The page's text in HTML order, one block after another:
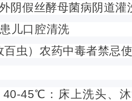
阴假丝酵母菌病阴道灌
儿口腔清洗
虫）农药中毒者禁忌
45℃：床上洗头、